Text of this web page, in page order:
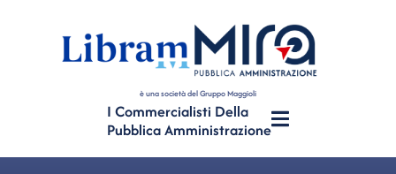
è una società del Gruppo Maggioli
I Commercialisti Della
Pubblica Amministrazione